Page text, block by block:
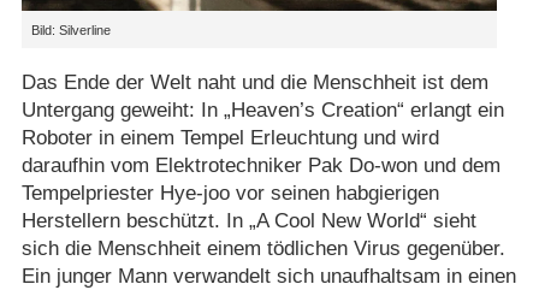
Bild: Silverline
Das Ende der Welt naht und die Menschheit ist dem
Untergang geweiht: In „Heaven’s Creation“ erlangt ein
Roboter in einem Tempel Erleuchtung und wird
daraufhin vom Elektrotechniker Pak Do-won und dem
Tempelpriester Hye-joo vor seinen habgierigen
Herstellern beschützt. In „A Cool New World“ sieht
sich die Menschheit einem tödlichen Virus gegenüber.
Ein junger Mann verwandelt sich unaufhaltsam in einen